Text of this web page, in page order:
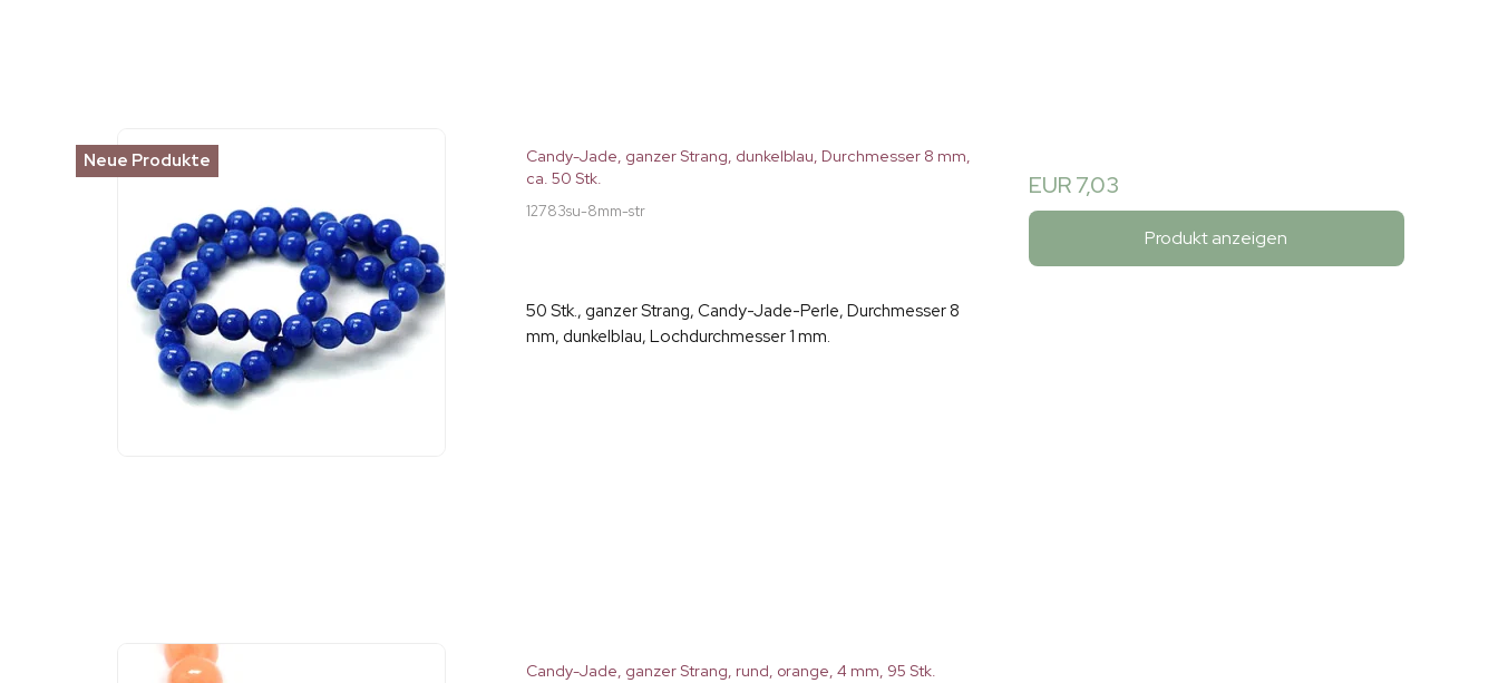
Neue Produkte
Candy-Jade, ganzer Strang, dunkelblau, Durchmesser 8 mm,
ca. 50 Stk.
12783su-8mm-str
50 Stk., ganzer Strang, Candy-Jade-Perle, Durchmesser 8
mm, dunkelblau, Lochdurchmesser 1 mm.
EUR 7,03
Produkt anzeigen
Candy-Jade, ganzer Strang, rund, orange, 4 mm, 95 Stk.